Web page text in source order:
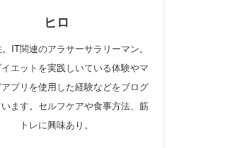
ヒロ
IT関連のアラサーサラリーマン。
エットを実践しいている体験やマ
アプリを使用した経験などをブログ
ます。セルフケアや食事方法、筋
トレに興味あり。